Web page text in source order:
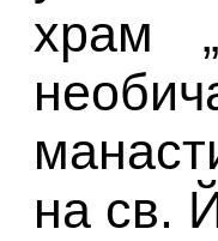
храм
на св.